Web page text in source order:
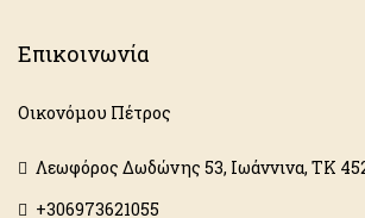
Επικοινωνία
Οικονόμου Πέτρος
Λεωφόρος Δωδώνης 53, Ιωάννινα, ΤΚ
+306973621055